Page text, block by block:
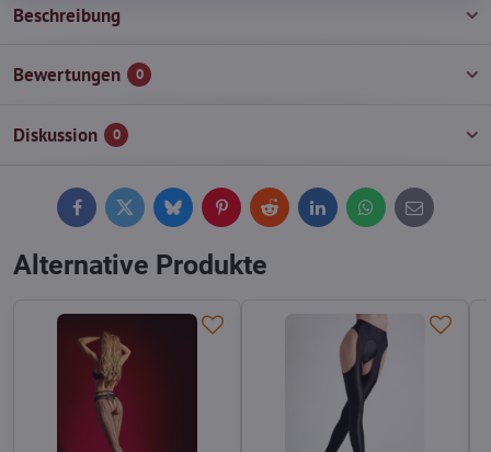
Beschreibung
Bewertungen 0
Diskussion 0
FacebookTwitterBlueskyPinterestReddit LinkedInWhatsApp
E-
mail
Alternative Produkte